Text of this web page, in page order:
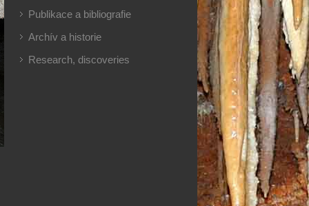
Publikace a bibliografie
Archív a historie
Research, discoveries